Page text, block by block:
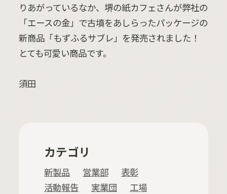
りあがっているなか、堺の紙カフェさんが弊社の
「エースの金」で古墳をあしらったパッケージの
新商品「もずふるサブレ」を発売されました！
とても可愛い商品です。
須田
カテゴリ
新製品 営業部
表彰
活動報告
実業団
工場